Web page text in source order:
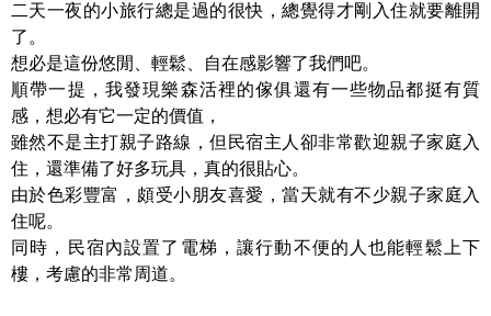
二天一夜的小旅行總是過的很快，總覺得才剛入住就要離開
了。
想必是這份悠閒、輕鬆、自在感影響了我們吧。
順帶一提，我發現樂森活裡的傢俱還有一些物品都挺有質
感，想必有它一定的價值，
雖然不是主打親子路線，但民宿主人卻非常歡迎親子家庭入
住，還準備了好多玩具，真的很貼心。
由於色彩豐富，頗受小朋友喜愛，當天就有不少親子家庭入
住呢。
同時，民宿內設置了電梯，讓行動不便的人也能輕鬆上下
樓，考慮的非常周道。